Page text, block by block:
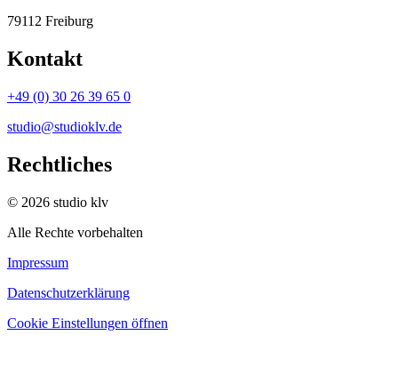
79112 Freiburg
Kontakt
+49 (0) 30 26 39 65 0
studio@studioklv.de
Rechtliches
© 2026 studio klv
Alle Rechte vorbehalten
Impressum
Datenschutzerklärung
Cookie Einstellungen öffnen